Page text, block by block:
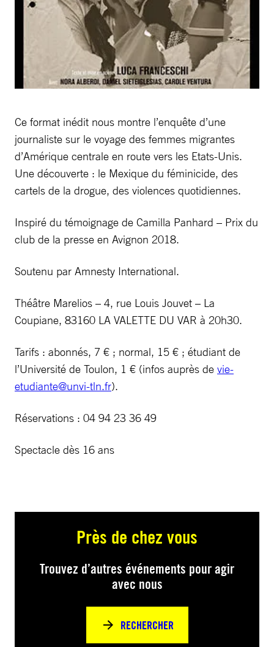
Ce format inédit nous montre l’enquête d’une
journaliste sur le voyage des femmes migrantes
d’Amérique centrale en route vers les Etats-Unis.
Une découverte : le Mexique du féminicide, des
cartels de la drogue, des violences quotidiennes.
Inspiré du témoignage de Camilla Panhard – Prix du
club de la presse en Avignon 2018.
Soutenu par Amnesty International.
Théâtre Marelios – 4, rue Louis Jouvet – La
Coupiane, 83160 LA VALETTE DU VAR à 20h30.
Tarifs : abonnés, 7 € ; normal, 15 € ; étudiant de
l’Université de Toulon, 1 € (infos auprès de vie-
etudiante@unvi-tln.fr).
Réservations : 04 94 23 36 49
Spectacle dès 16 ans
Près de chez vous
Trouvez d’autres événements pour agir
avec nous
RECHERCHER